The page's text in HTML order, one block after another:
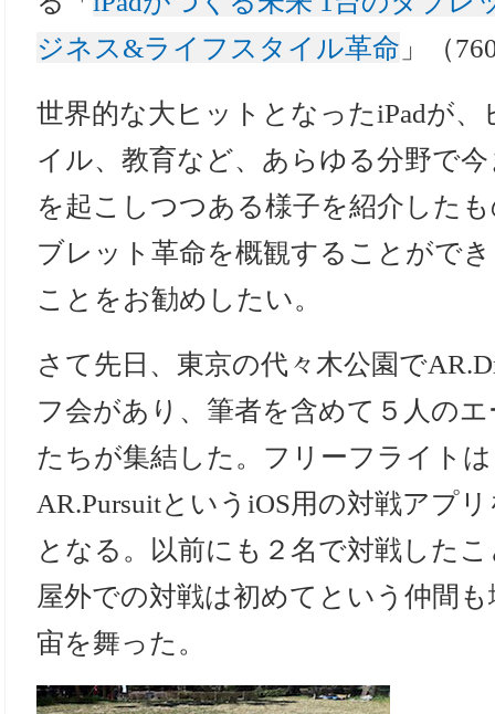
ジネス&ライフスタイル革命 」（
世界的な大ヒットとなったiPadが
イル、教育など、あらゆる分野で
を起こしつつある様子を紹介した
ブレット革命を概観することがで
ことをお勧めしたい。
さて先日、東京の代々木公園で
フ会があり、筆者を含めて５人の
たちが集結した。フリーフライト
AR.PursuitというiOS用の対戦アプ
となる。以前にも２名で対戦した
屋外での対戦は初めてという仲間
宙を舞った。